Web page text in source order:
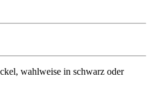
wahlweise in schwarz oder